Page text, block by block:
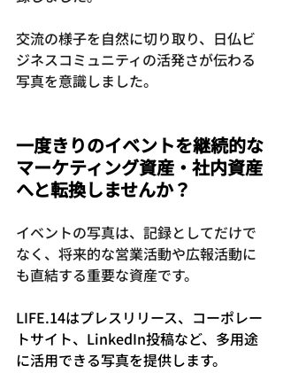
交流の様子を自然に切り取り、日仏ビ
ジネスコミュニティの活発さが伝わる
写真を意識しました。
一度きりのイベントを継続的な
マーケティング資産・社内資産
へと転換しませんか？
イベントの写真は、記録としてだけで
なく、将来的な営業活動や広報活動に
も直結する重要な資産です。
LIFE.14はプレスリリース、コーポレー
トサイト、LinkedIn投稿など、多用途
に活用できる写真を提供します。